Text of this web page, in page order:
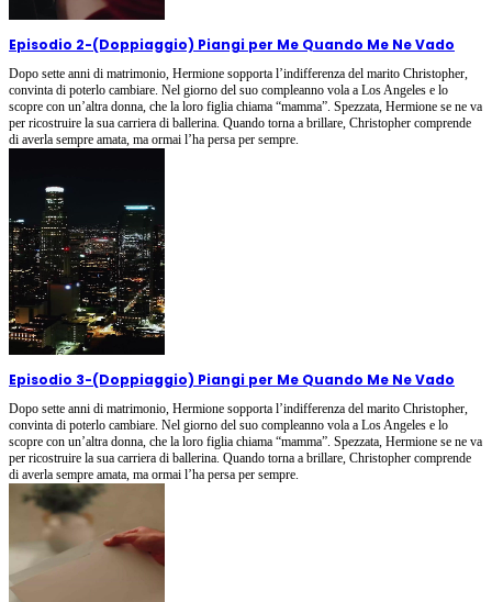
Episodio 2-(Doppiaggio) Piangi per Me Quando Me Ne Vado
Dopo sette anni di matrimonio, Hermione sopporta l’indifferenza del marito Christopher,
convinta di poterlo cambiare. Nel giorno del suo compleanno vola a Los Angeles e lo
scopre con un’altra donna, che la loro figlia chiama “mamma”. Spezzata, Hermione se ne va
per ricostruire la sua carriera di ballerina. Quando torna a brillare, Christopher comprende
di averla sempre amata, ma ormai l’ha persa per sempre.
Episodio 3-(Doppiaggio) Piangi per Me Quando Me Ne Vado
Dopo sette anni di matrimonio, Hermione sopporta l’indifferenza del marito Christopher,
convinta di poterlo cambiare. Nel giorno del suo compleanno vola a Los Angeles e lo
scopre con un’altra donna, che la loro figlia chiama “mamma”. Spezzata, Hermione se ne va
per ricostruire la sua carriera di ballerina. Quando torna a brillare, Christopher comprende
di averla sempre amata, ma ormai l’ha persa per sempre.